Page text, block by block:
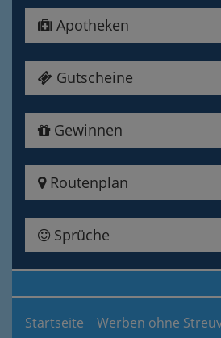
Apotheken
Gutscheine
Gewinnen
Routenplan
Sprüche
Startseite Werben ohne